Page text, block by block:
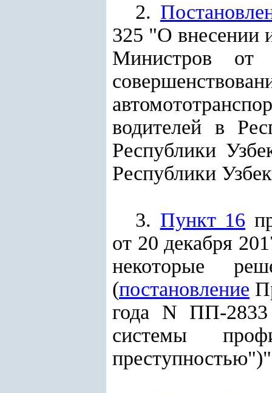
2.
325 "О внесении
Министров
водителей в
Республики
Республики
3. Пункт 16
от 20 декабря
некоторые
(постановление
года N ПП-2833
системы